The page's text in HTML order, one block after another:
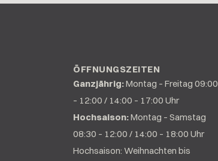
ÖFFNUNGSZEITEN
Ganzjährig:Montag – Freitag 09:00
– 12:00 / 14:00 – 17:00 Uhr
Hochsaison:Montag – Samstag
08:30 – 12:00 / 14:00 – 18:00 Uhr
Hochsaison: Weihnachten bis